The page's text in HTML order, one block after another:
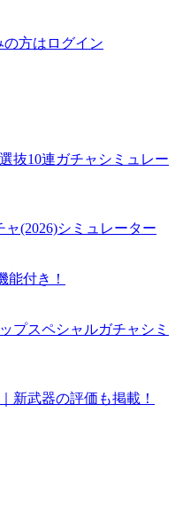
の方はログイン
抜10連ガチャシミュレー
ャ(2026)シミュレーター
能付き！
プスペシャルガチャシミ
新武器の評価も掲載！